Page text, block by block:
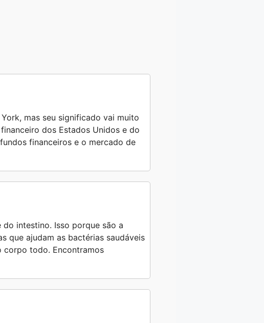
mas seu significado vai muito
dos Estados Unidos e do
financeiros e o mercado de
intestino. Isso porque são a
que ajudam as bactérias saudáveis
corpo todo. Encontramos